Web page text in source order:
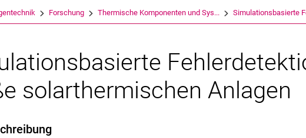
Forschung Thermische Komponenten und Sys... Simulationsbasierte
solarthermischen Anlagen